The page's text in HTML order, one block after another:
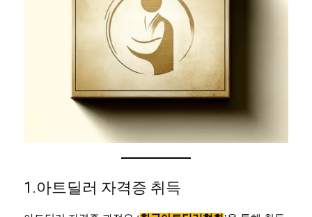
1.아트딜러 자격증 취득